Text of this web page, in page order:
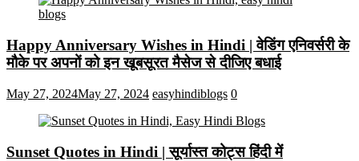
Happy Anniversary Wishes in Hindi | वेडिंग एनिवर्सरी के
मौके पर अपनों को इन खूबसूरत मैसेज से दीजिए बधाई
May 27, 2024May 27, 2024 easyhindiblogs 0
Sunset Quotes in Hindi | सूर्यास्त कोट्स हिंदी में